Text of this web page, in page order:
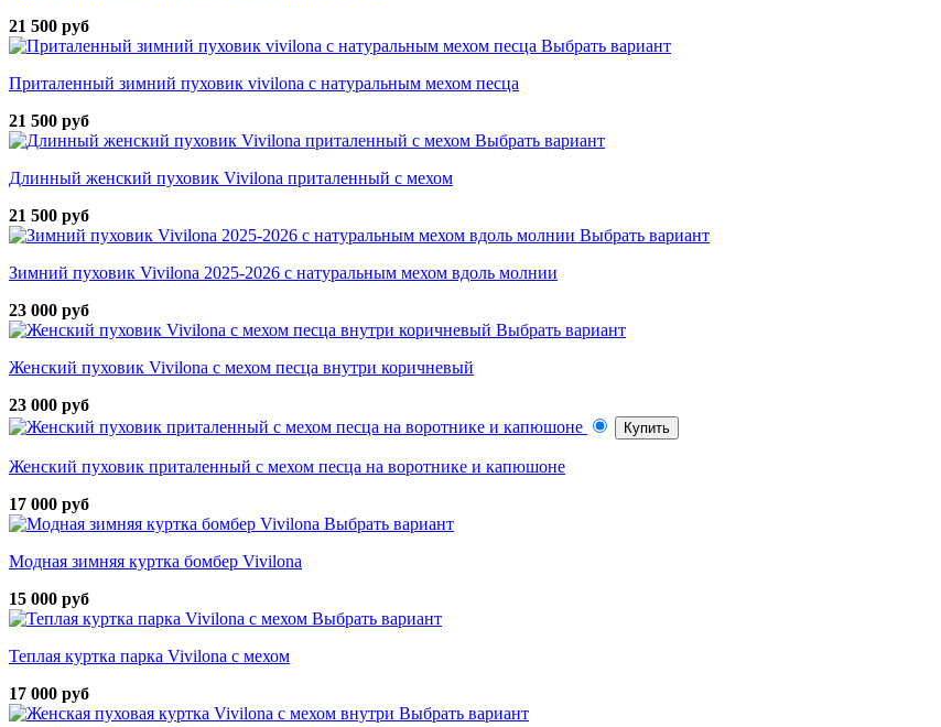
21 500 руб
Выбрать вариант
Приталенный зимний пуховик vivilona с натуральным мехом песца
21 500 руб
Выбрать вариант
Длинный женский пуховик Vivilona приталенный с мехом
21 500 руб
Выбрать вариант
Зимний пуховик Vivilona 2025-2026 с натуральным мехом вдоль молнии
23 000 руб
Выбрать вариант
Женский пуховик Vivilona с мехом песца внутри коричневый
23 000 руб
Купить
Женский пуховик приталенный с мехом песца на воротнике и капюшоне
17 000 руб
Выбрать вариант
Модная зимняя куртка бомбер Vivilona
15 000 руб
Выбрать вариант
Теплая куртка парка Vivilona с мехом
17 000 руб
Выбрать вариант